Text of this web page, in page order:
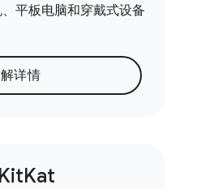
平板电脑和穿戴式设备
详情
Kat